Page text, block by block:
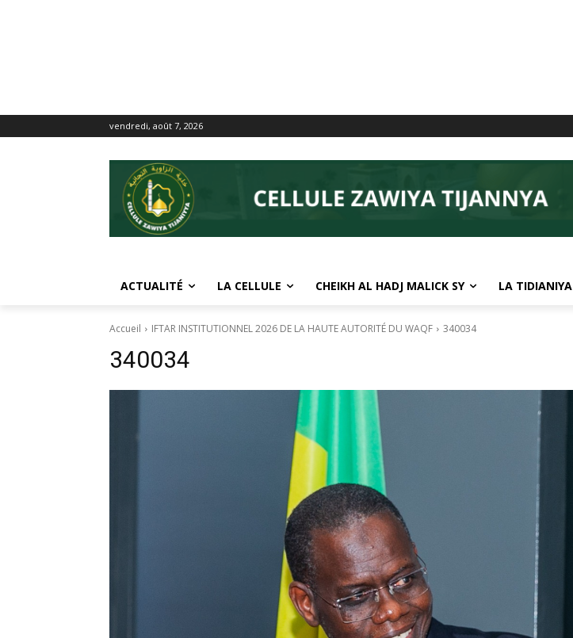
vendredi, août 7, 2026
ACTUALITÉ LA CELLULE CHEIKH AL HADJ MALICK SY LA TIDIANIYA
Accueil IFTAR INSTITUTIONNEL 2026 DE LA HAUTE AUTORITÉ DU WAQF 340034
340034